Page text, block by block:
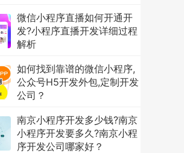
微信小程序直播如何开通开
发?小程序直播开发详细过程
解析
如何找到靠谱的微信小程序,
公众号H5开发外包,定制开发
公司？
南京小程序开发多少钱?南京
小程序开发要多久?南京小程
序开发公司哪家好？